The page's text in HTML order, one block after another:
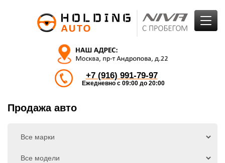
+7 (916) 991-79-97
Ежедневно с 09:00 до 20:00
Продажа авто